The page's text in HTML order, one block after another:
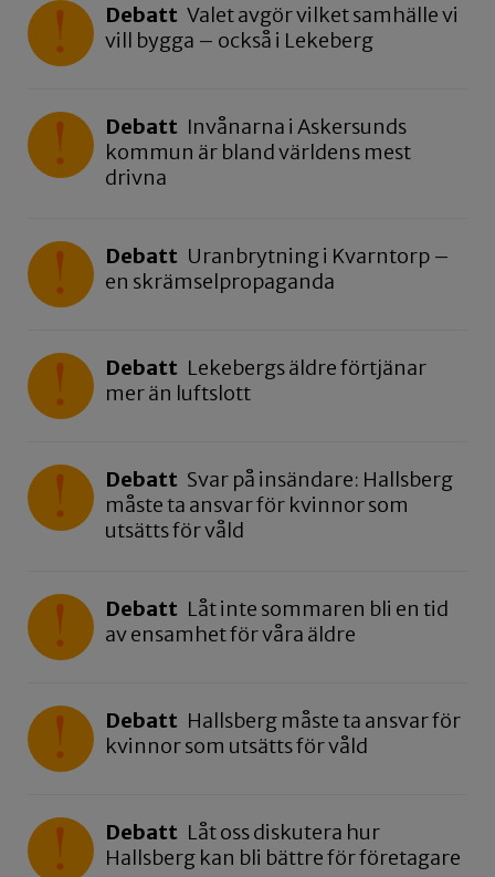
Debatt Valet avgör vilket samhälle vi
vill bygga – också i Lekeberg
Debatt Invånarna i Askersunds
kommun är bland världens mest
drivna
Debatt Uranbrytning i Kvarntorp –
en skrämselpropaganda
Debatt Lekebergs äldre förtjänar
mer än luftslott
Debatt Svar på insändare: Hallsberg
måste ta ansvar för kvinnor som
utsätts för våld
Debatt Låt inte sommaren bli en tid
av ensamhet för våra äldre
Debatt Hallsberg måste ta ansvar för
kvinnor som utsätts för våld
Debatt Låt oss diskutera hur
Hallsberg kan bli bättre för företagare